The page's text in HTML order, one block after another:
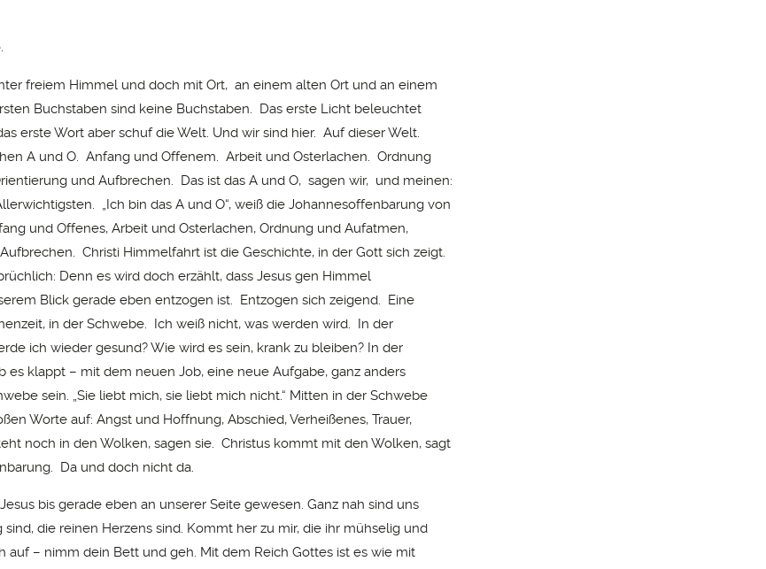
freiem Himmel und doch mit Ort, an einem alten Ort und an einem
Buchstaben sind keine Buchstaben. Das erste Licht beleuchtet
erste Wort aber schuf die Welt. Und wir sind hier. Auf dieser Welt.
A und O. Anfang und Offenem. Arbeit und Osterlachen. Ordnung
und Aufbrechen. Das ist das A und O, sagen wir, und meinen:
„Ich bin das A und O“, weiß die Johannesoffenbarung von
und Offenes, Arbeit und Osterlachen, Ordnung und Aufatmen,
Christi Himmelfahrt ist die Geschichte, in der Gott sich zeigt.
Denn es wird doch erzählt, dass Jesus gen Himmel
Blick gerade eben entzogen ist. Entzogen sich zeigend. Eine
in der Schwebe. Ich weiß nicht, was werden wird. In der
ich wieder gesund? Wie wird es sein, krank zu bleiben? In der
es klappt – mit dem neuen Job, eine neue Aufgabe, ganz anders
sein. „Sie liebt mich, sie liebt mich nicht.“ Mitten in der Schwebe
Worte auf: Angst und Hoffnung, Abschied, Verheißenes, Trauer,
noch in den Wolken, sagen sie. Christus kommt mit den Wolken, sagt
Da und doch nicht da.
bis gerade eben an unserer Seite gewesen. Ganz nah sind uns
sind, die reinen Herzens sind. Kommt her zu mir, die ihr mühselig und
auf – nimm dein Bett und geh. Mit dem Reich Gottes ist es wie mit